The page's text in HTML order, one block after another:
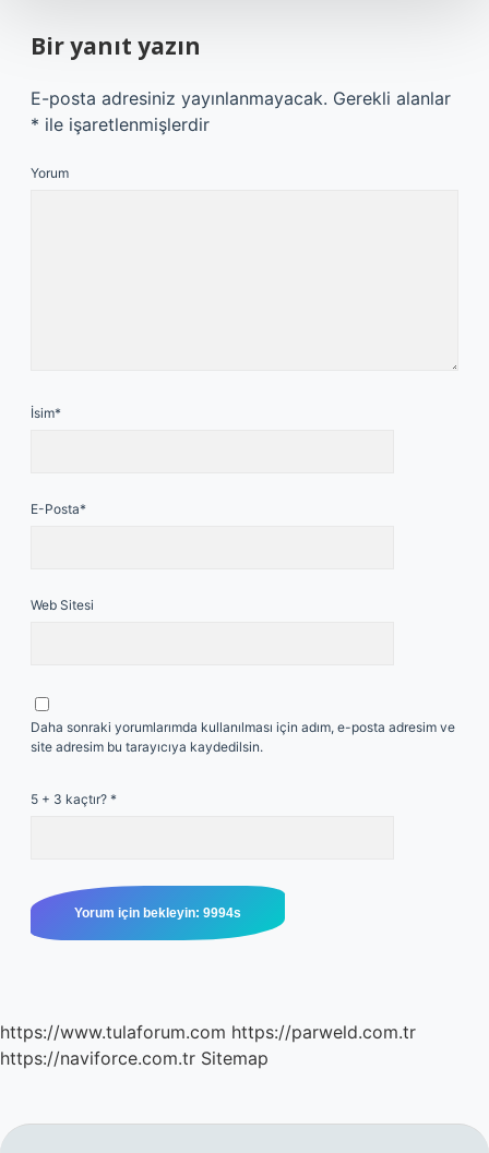
Bir yanıt yazın
E-posta adresiniz yayınlanmayacak. Gerekli alanlar
* ile işaretlenmişlerdir
Yorum
İsim*
E-Posta*
Web Sitesi
Daha sonraki yorumlarımda kullanılması için adım, e-posta adresim ve
site adresim bu tarayıcıya kaydedilsin.
5 + 3 kaçtır? *
https://www.tulaforum.com https://parweld.com.tr
https://naviforce.com.tr Sitemap